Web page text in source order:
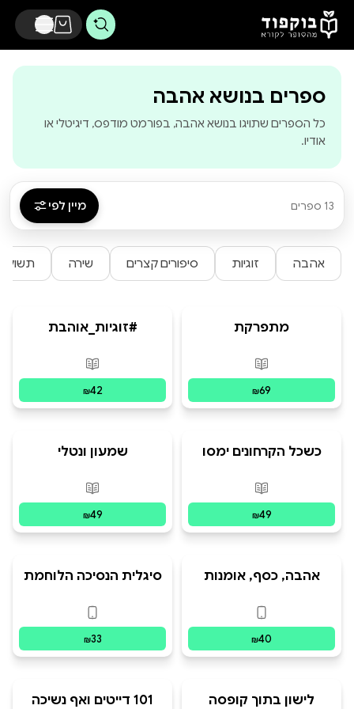
דלג לתוכן הראשי
ספרים בנושא אהבה
כל הספרים שתויגו בנושא אהבה, בפורמט מודפס, דיגיטלי או
אודיו.
13 ספרים מיין לפי
אהבה זוגיות סיפורים קצרים שירה
מתפרקת
פורמטים זמינים
₪69
#זוגיות_אוהבת
פורמטים זמינים
₪42
כשכל הקרחונים ימסו
פורמטים זמינים
₪49
שמעון ונטלי
פורמטים זמינים
₪49
אהבה, כסף, אומנות
פורמטים זמינים
₪40
סיגלית הנסיכה הלוחמת
פורמטים זמינים
₪33
לישון בתוך קופסה 101 דייטים ואף נשיכה